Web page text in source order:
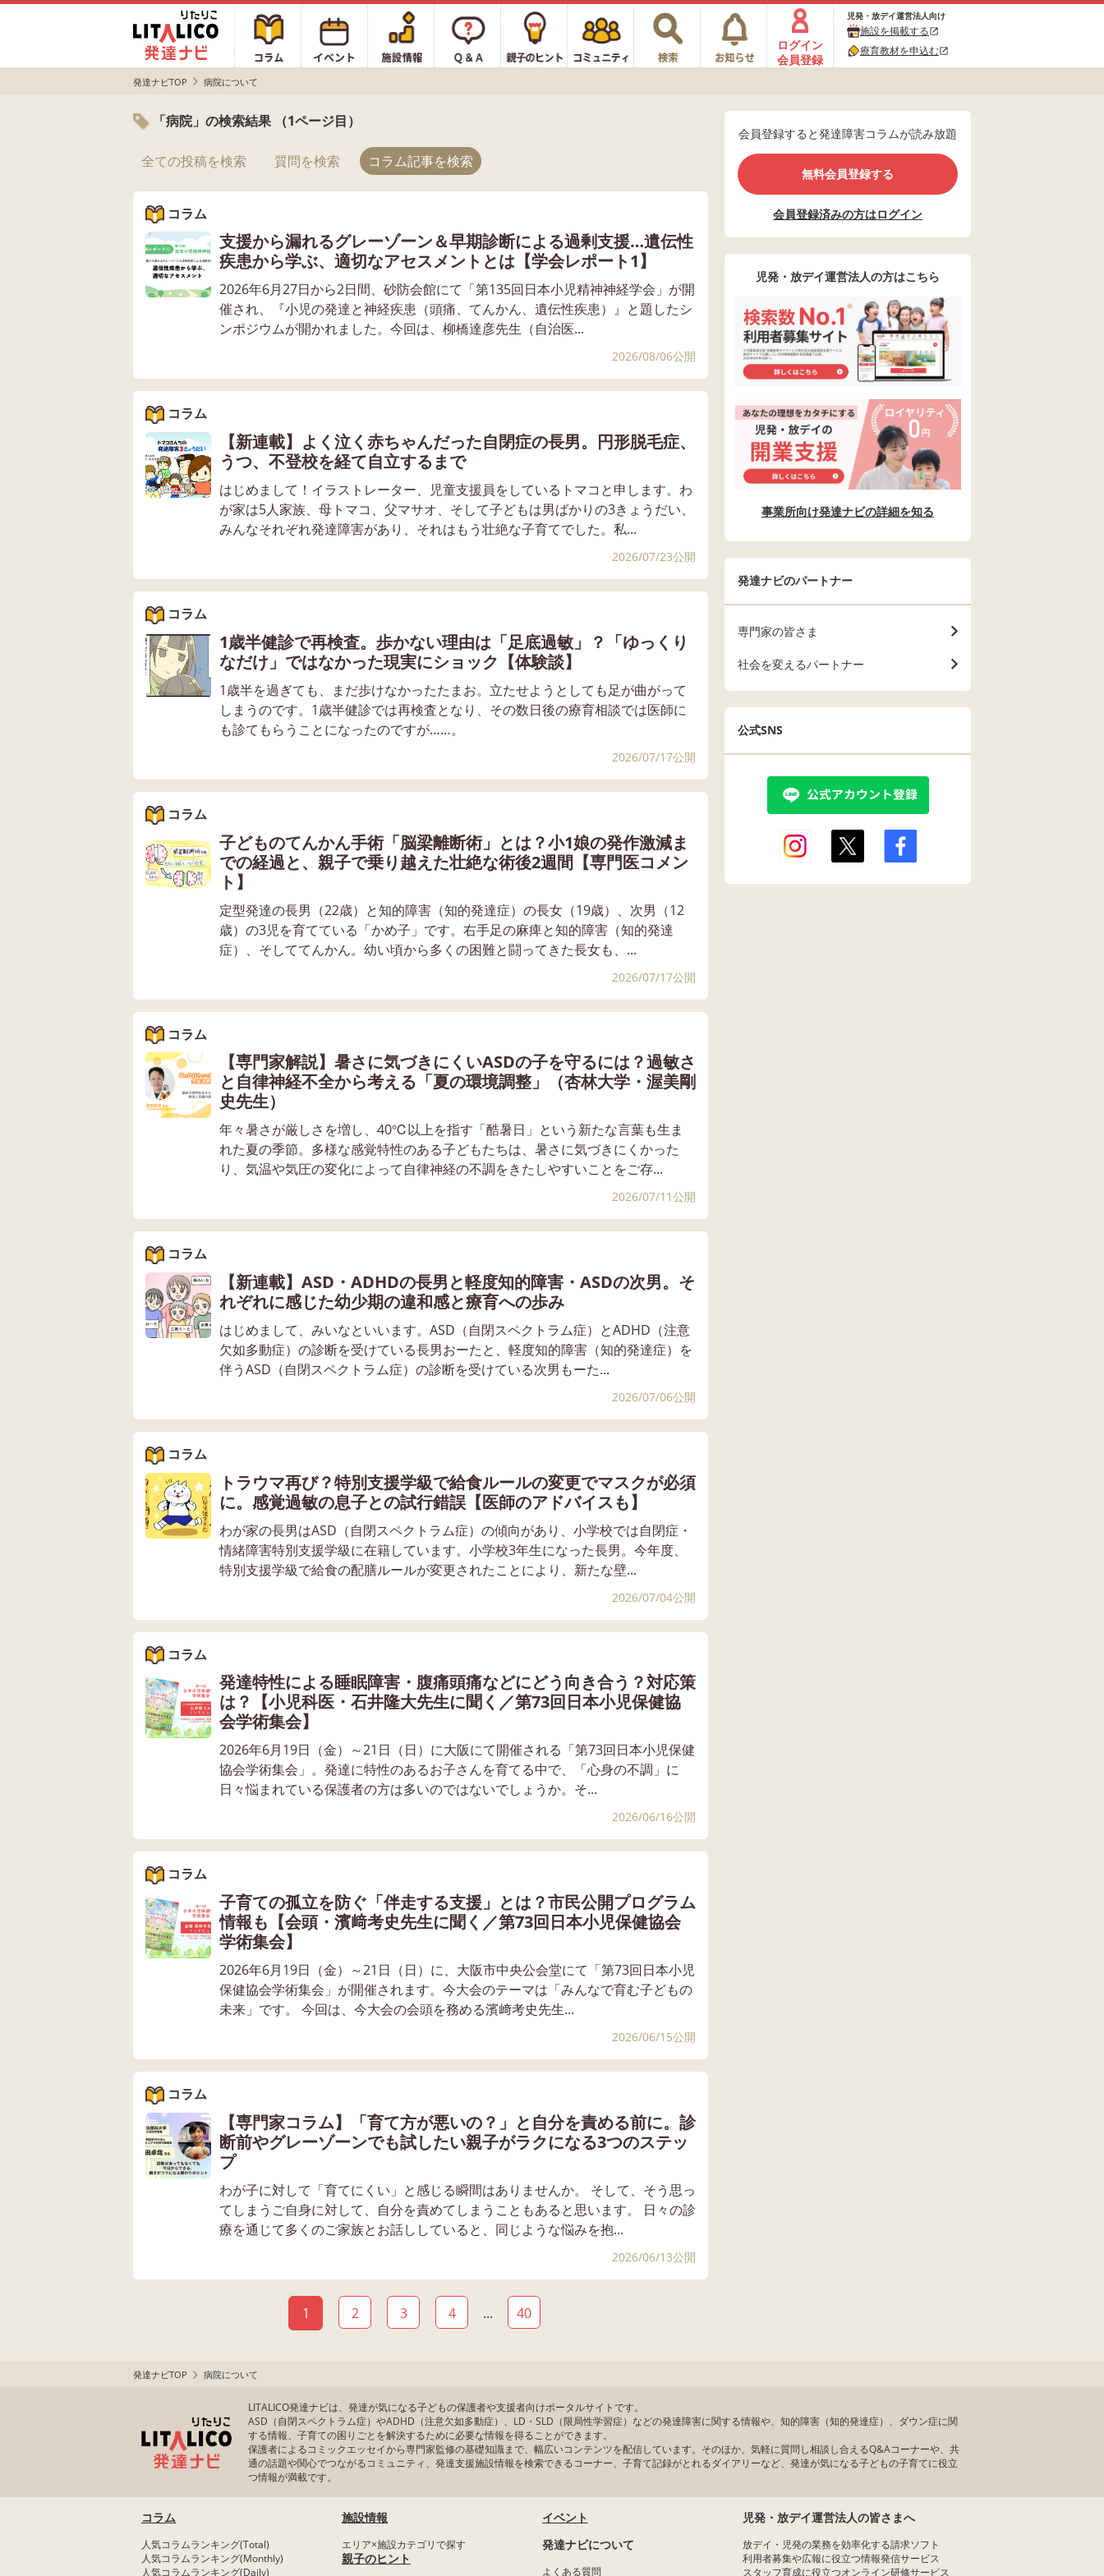
ログイン
会員登録
児発・放デイ運営法人向け
施設を掲載する
療育教材を申込む
発達ナビTOP 病院について
「病院」の検索結果 （1ページ目）
全ての投稿を検索 質問を検索 コラム記事を検索
コラム
支援から漏れるグレーゾーン＆早期診断による過剰支援…遺伝性
疾患から学ぶ、適切なアセスメントとは【学会レポート1】
2026年6月27日から2日間、砂防会館にて「第135回日本小児精神神経学会」が開
催され、『小児の発達と神経疾患（頭痛、てんかん、遺伝性疾患）』と題したシ
ンポジウムが開かれました。今回は、柳橋達彦先生（自治医...
2026/08/06公開
コラム
【新連載】よく泣く赤ちゃんだった自閉症の長男。円形脱毛症、
うつ、不登校を経て自立するまで
はじめまして！イラストレーター、児童支援員をしているトマコと申します。わ
が家は5人家族、母トマコ、父マサオ、そして子どもは男ばかりの3きょうだい、
みんなそれぞれ発達障害があり、それはもう壮絶な子育てでした。私...
2026/07/23公開
コラム
1歳半健診で再検査。歩かない理由は「足底過敏」？「ゆっくり
なだけ」ではなかった現実にショック【体験談】
1歳半を過ぎても、まだ歩けなかったたまお。立たせようとしても足が曲がって
しまうのです。1歳半健診では再検査となり、その数日後の療育相談では医師に
も診てもらうことになったのですが……。
2026/07/17公開
コラム
子どものてんかん手術「脳梁離断術」とは？小1娘の発作激減ま
での経過と、親子で乗り越えた壮絶な術後2週間【専門医コメン
ト】
定型発達の長男（22歳）と知的障害（知的発達症）の長女（19歳）、次男（12
歳）の3児を育てている「かめ子」です。右手足の麻痺と知的障害（知的発達
症）、そしててんかん。幼い頃から多くの困難と闘ってきた長女も、...
2026/07/17公開
コラム
【専門家解説】暑さに気づきにくいASDの子を守るには？過敏さ
と自律神経不全から考える「夏の環境調整」（杏林大学・渥美剛
史先生）
年々暑さが厳しさを増し、40℃以上を指す「酷暑日」という新たな言葉も生ま
れた夏の季節。多様な感覚特性のある子どもたちは、暑さに気づきにくかった
り、気温や気圧の変化によって自律神経の不調をきたしやすいことをご存...
2026/07/11公開
コラム
【新連載】ASD・ADHDの長男と軽度知的障害・ASDの次男。そ
れぞれに感じた幼少期の違和感と療育への歩み
はじめまして、みいなといいます。ASD（自閉スペクトラム症）とADHD（注意
欠如多動症）の診断を受けている長男おーたと、軽度知的障害（知的発達症）を
伴うASD（自閉スペクトラム症）の診断を受けている次男もーた...
2026/07/06公開
コラム
トラウマ再び？特別支援学級で給食ルールの変更でマスクが必須
に。感覚過敏の息子との試行錯誤【医師のアドバイスも】
わが家の長男はASD（自閉スペクトラム症）の傾向があり、小学校では自閉症・
情緒障害特別支援学級に在籍しています。小学校3年生になった長男。今年度、
特別支援学級で給食の配膳ルールが変更されたことにより、新たな壁...
2026/07/04公開
コラム
発達特性による睡眠障害・腹痛頭痛などにどう向き合う？対応策
は？【小児科医・石井隆大先生に聞く／第73回日本小児保健協
会学術集会】
2026年6月19日（金）～21日（日）に大阪にて開催される「第73回日本小児保健
協会学術集会」。発達に特性のあるお子さんを育てる中で、「心身の不調」に
日々悩まれている保護者の方は多いのではないでしょうか。そ...
2026/06/16公開
コラム
子育ての孤立を防ぐ「伴走する支援」とは？市民公開プログラム
情報も【会頭・濱﨑考史先生に聞く／第73回日本小児保健協会
学術集会】
2026年6月19日（金）～21日（日）に、大阪市中央公会堂にて「第73回日本小児
保健協会学術集会」が開催されます。今大会のテーマは「みんなで育む子どもの
未来」です。 今回は、今大会の会頭を務める濱﨑考史先生...
2026/06/15公開
コラム
【専門家コラム】「育て方が悪いの？」と自分を責める前に。診
断前やグレーゾーンでも試したい親子がラクになる3つのステッ
プ
わが子に対して「育てにくい」と感じる瞬間はありませんか。 そして、そう思っ
てしまうご自身に対して、自分を責めてしまうこともあると思います。 日々の診
療を通じて多くのご家族とお話ししていると、同じような悩みを抱...
2026/06/13公開
1 2 3 4 ... 40
会員登録すると発達障害コラムが読み放題
無料会員登録する
会員登録済みの方はログイン
児発・放デイ運営法人の方はこちら
事業所向け発達ナビの詳細を知る
発達ナビのパートナー
専門家の皆さま
社会を変えるパートナー
公式SNS
発達ナビTOP 病院について
LITALICO発達ナビは、発達が気になる子どもの保護者や支援者向けポータルサイトです。
ASD（自閉スペクトラム症）やADHD（注意欠如多動症）、LD・SLD（限局性学習症）などの発達障害に関する情報や、知的障害（知的発達症）、ダウン症に関
する情報、子育ての困りごとを解決するために必要な情報を得ることができます。
保護者によるコミックエッセイから専門家監修の基礎知識まで、幅広いコンテンツを配信しています。そのほか、気軽に質問し相談し合えるQ&Aコーナーや、共
通の話題や関心でつながるコミュニティ、発達支援施設情報を検索できるコーナー、子育て記録がとれるダイアリーなど、発達が気になる子どもの子育てに役立
つ情報が満載です。
コラム
人気コラムランキング(Total)
人気コラムランキング(Monthly)
人気コラムランキング(Daily)
施設情報
エリア×施設カテゴリで探す
親子のヒント
イベント
発達ナビについて
よくある質問
児発・放デイ運営法人の皆さまへ
放デイ・児発の業務を効率化する請求ソフト
利用者募集や広報に役立つ情報発信サービス
スタッフ育成に役立つオンライン研修サービス